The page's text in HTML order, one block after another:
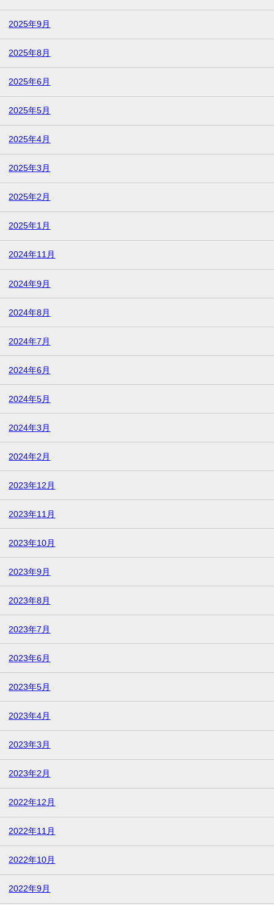
2025年9月
2025年8月
2025年6月
2025年5月
2025年4月
2025年3月
2025年2月
2025年1月
2024年11月
2024年9月
2024年8月
2024年7月
2024年6月
2024年5月
2024年3月
2024年2月
2023年12月
2023年11月
2023年10月
2023年9月
2023年8月
2023年7月
2023年6月
2023年5月
2023年4月
2023年3月
2023年2月
2022年12月
2022年11月
2022年10月
2022年9月